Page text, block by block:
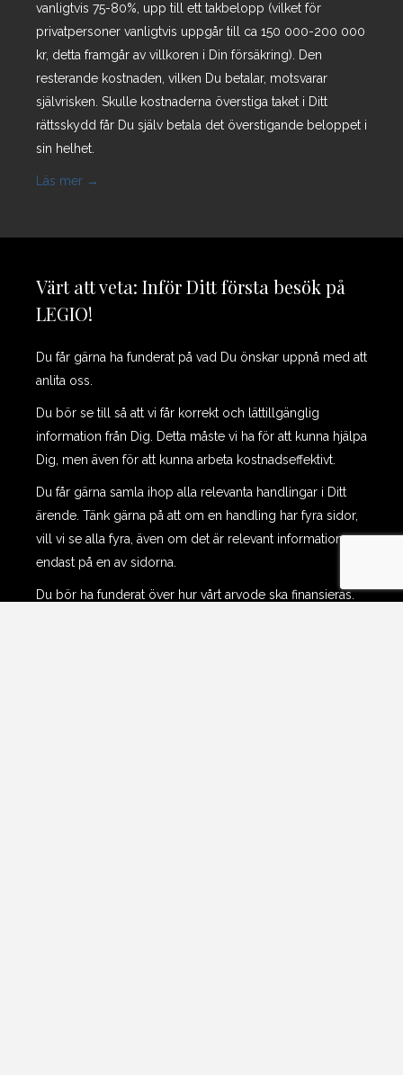
vanligtvis 75-80%, upp till ett takbelopp (vilket för
privatpersoner vanligtvis uppgår till ca 150 000-200 000
kr, detta framgår av villkoren i Din försäkring). Den
resterande kostnaden, vilken Du betalar, motsvarar
självrisken. Skulle kostnaderna överstiga taket i Ditt
rättsskydd får Du själv betala det överstigande beloppet i
sin helhet.
Läs mer →
Värt att veta: Inför Ditt första besök på
LEGIO!
Du får gärna ha funderat på vad Du önskar uppnå med att
anlita oss.
Du bör se till så att vi får korrekt och lättillgänglig
information från Dig. Detta måste vi ha för att kunna hjälpa
Dig, men även för att kunna arbeta kostnadseffektivt.
Du får gärna samla ihop alla relevanta handlingar i Ditt
ärende. Tänk gärna på att om en handling har fyra sidor,
vill vi se alla fyra, även om det är relevant information
endast på en av sidorna.
Du bör ha funderat över hur vårt arvode ska finansieras.